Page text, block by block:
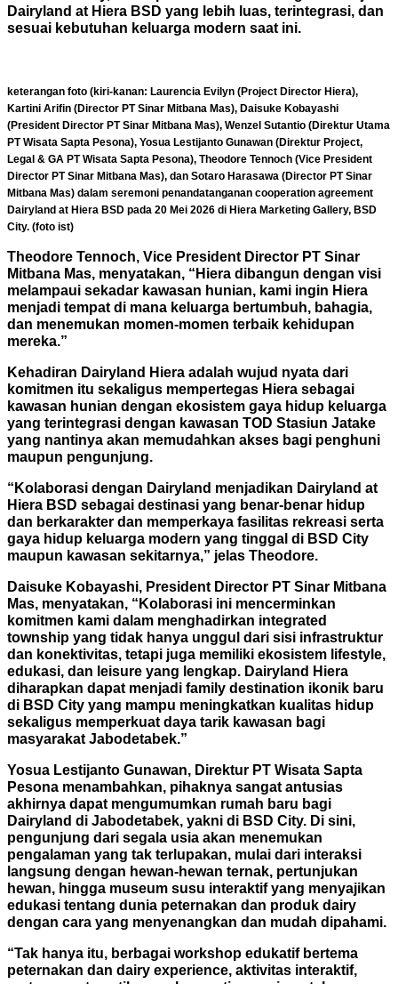
Dairyland at Hiera BSD yang lebih luas, terintegrasi, dan
sesuai kebutuhan keluarga modern saat ini.
keterangan foto (kiri-kanan: Laurencia Evilyn (Project Director Hiera),
Kartini Arifin (Director PT Sinar Mitbana Mas), Daisuke Kobayashi
(President Director PT Sinar Mitbana Mas), Wenzel Sutantio (Direktur Utama
PT Wisata Sapta Pesona), Yosua Lestijanto Gunawan (Direktur Project,
Legal & GA PT Wisata Sapta Pesona), Theodore Tennoch (Vice President
Director PT Sinar Mitbana Mas), dan Sotaro Harasawa (Director PT Sinar
Mitbana Mas) dalam seremoni penandatanganan cooperation agreement
Dairyland at Hiera BSD pada 20 Mei 2026 di Hiera Marketing Gallery, BSD
City. (foto ist)
Theodore Tennoch, Vice President Director PT Sinar
Mitbana Mas, menyatakan, “Hiera dibangun dengan visi
melampaui sekadar kawasan hunian, kami ingin Hiera
menjadi tempat di mana keluarga bertumbuh, bahagia,
dan menemukan momen-momen terbaik kehidupan
mereka.”
Kehadiran Dairyland Hiera adalah wujud nyata dari
komitmen itu sekaligus mempertegas Hiera sebagai
kawasan hunian dengan ekosistem gaya hidup keluarga
yang terintegrasi dengan kawasan TOD Stasiun Jatake
yang nantinya akan memudahkan akses bagi penghuni
maupun pengunjung.
“Kolaborasi dengan Dairyland menjadikan Dairyland at
Hiera BSD sebagai destinasi yang benar-benar hidup
dan berkarakter dan memperkaya fasilitas rekreasi serta
gaya hidup keluarga modern yang tinggal di BSD City
maupun kawasan sekitarnya,” jelas Theodore.
Daisuke Kobayashi, President Director PT Sinar Mitbana
Mas, menyatakan, “Kolaborasi ini mencerminkan
komitmen kami dalam menghadirkan integrated
township yang tidak hanya unggul dari sisi infrastruktur
dan konektivitas, tetapi juga memiliki ekosistem lifestyle,
edukasi, dan leisure yang lengkap. Dairyland Hiera
diharapkan dapat menjadi family destination ikonik baru
di BSD City yang mampu meningkatkan kualitas hidup
sekaligus memperkuat daya tarik kawasan bagi
masyarakat Jabodetabek.”
Yosua Lestijanto Gunawan, Direktur PT Wisata Sapta
Pesona menambahkan, pihaknya sangat antusias
akhirnya dapat mengumumkan rumah baru bagi
Dairyland di Jabodetabek, yakni di BSD City. Di sini,
pengunjung dari segala usia akan menemukan
pengalaman yang tak terlupakan, mulai dari interaksi
langsung dengan hewan-hewan ternak, pertunjukan
hewan, hingga museum susu interaktif yang menyajikan
edukasi tentang dunia peternakan dan produk dairy
dengan cara yang menyenangkan dan mudah dipahami.
“Tak hanya itu, berbagai workshop edukatif bertema
peternakan dan dairy experience, aktivitas interaktif,